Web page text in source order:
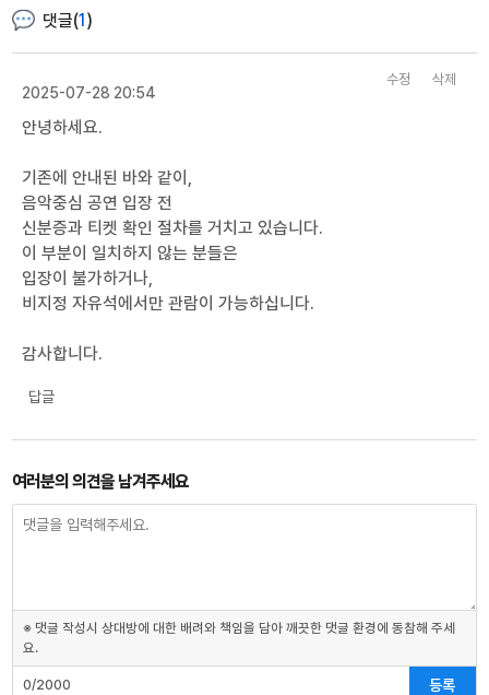
댓글(1 )
2025-07-28 20:54
안녕하세요.
기존에 안내된 바와 같이,
음악중심 공연 입장 전
신분증과 티켓 확인 절차를 거치고 있습니다.
이 부분이 일치하지 않는 분들은
입장이 불가하거나,
비지정 자유석에서만 관람이 가능하십니다.
감사합니다.
수정 삭제
답글
여러분의 의견을 남겨주세요
※ 댓글 작성시 상대방에 대한 배려와 책임을 담아 깨끗한 댓글 환경에 동참해 주세
요.
0/2000 등록